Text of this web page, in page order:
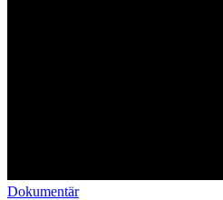
Dokumentär